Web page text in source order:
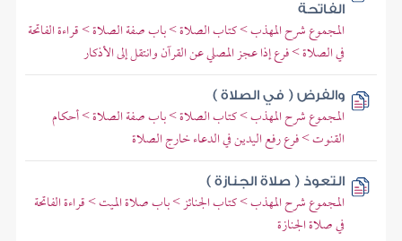
الفاتحة
المجموع شرح المهذب > كتاب الصلاة > باب صفة الصلاة > قراءة الفاتحة
في الصلاة > فرع إذا عجز المصلي عن القرآن وانتقل إلى الأذكار
والفرض ( في الصلاة )
المجموع شرح المهذب > كتاب الصلاة > باب صفة الصلاة > أحكام
القنوت > فرع رفع اليدين في الدعاء خارج الصلاة
التعوذ ( صلاة الجنازة )
المجموع شرح المهذب > كتاب الجنائز > باب صلاة الميت > قراءة الفاتحة
في صلاة الجنازة